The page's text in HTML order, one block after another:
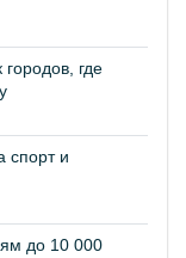
где
спорт и
до 10 000